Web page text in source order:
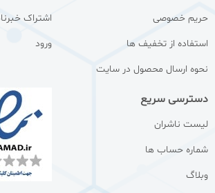
حریم خصوصی
استفاده از تخفیف ها
نحوه ارسال محصول در سایت
اشتراک
ورود
دسترسی سریع
لیست ناشران
شماره حساب ها
وبلاگ